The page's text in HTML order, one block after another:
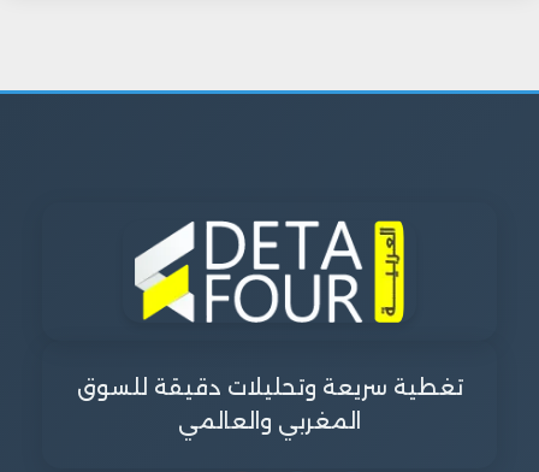
تغطية سريعة وتحليلات دقيقة للسوق
المغربي والعالمي